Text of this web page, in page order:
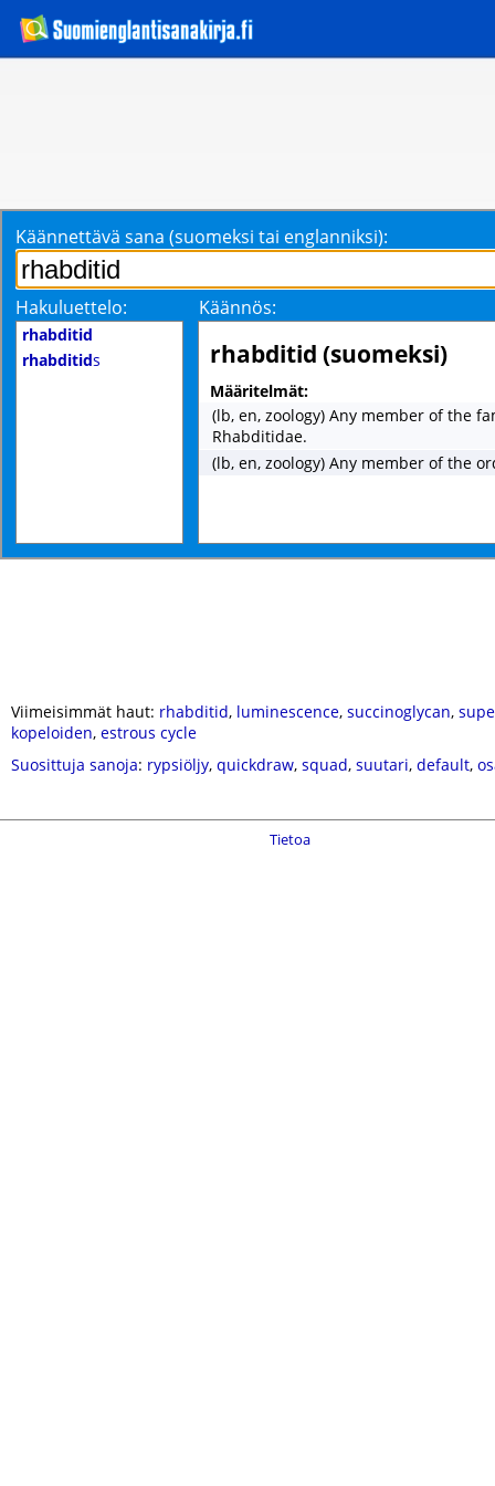
Käännettävä sana (suomeksi tai englanniksi):
Hakuluettelo: Käännös:
rhabditid
rhabditids rhabditid (suomeksi)
Määritelmät:
(lb, en, zoology) Any member of the
Rhabditidae.
(lb, en, zoology) Any member of the
Viimeisimmät haut: rhabditid, luminescence, succinoglycan,
kopeloiden, estrous cycle
Suosittuja sanoja: rypsiöljy, quickdraw, squad, suutari, default,
Tietoa